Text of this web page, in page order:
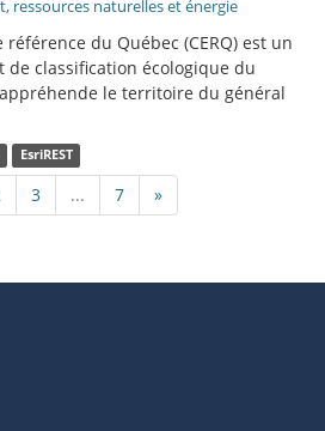
ressources naturelles et énergie
du Québec (CERQ) est un
classification écologique du
le territoire du général
EsriREST
3 ... 7 »